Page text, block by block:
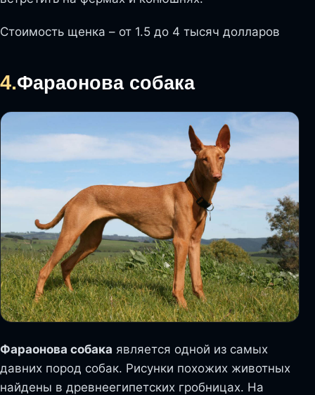
Стоимость щенка – от 1.5 до 4 тысяч долларов
4.Фараонова собака
Фараонова собака является одной из самых
давних пород собак. Рисунки похожих животных
найдены в древнеегипетских гробницах. На